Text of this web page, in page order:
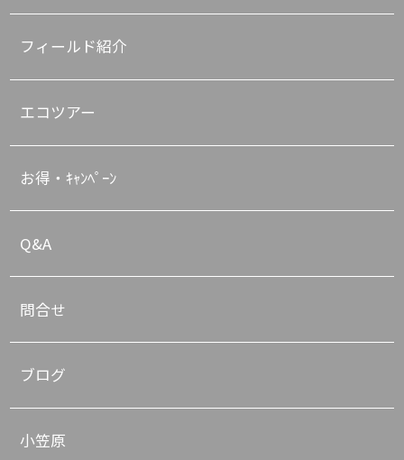
フィールド紹介
エコツアー
お得・ｷｬﾝﾍﾟｰﾝ
Q&A
問合せ
ブログ
小笠原